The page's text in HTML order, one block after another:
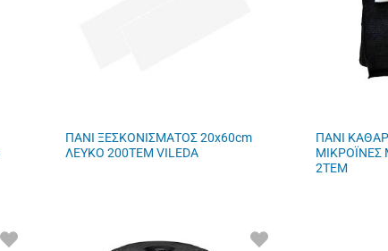
ΠΑΝΙ ΞΕΣΚΟΝΙΣΜΑΤΟΣ 20x60cm
ΛΕΥΚΟ 200ΤΕΜ VILEDA
ΠΑΝΙ
ΜΙΚΡΟΪΝΕΣ
2TEM
ΠΡΟΣΘΗΚΗ
ΠΡΟΣΘΗΚΗ